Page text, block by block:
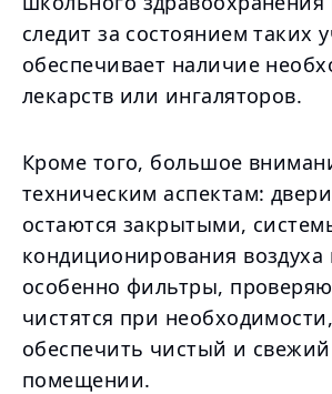
следит за состоянием таких
обеспечивает наличие
лекарств или ингаляторов.
Кроме того, большое
техническим аспектам:
остаются закрытыми,
кондиционирования воздуха
особенно фильтры,
чистятся при
обеспечить чистый и свежий
помещении.